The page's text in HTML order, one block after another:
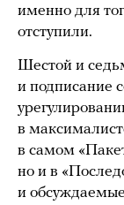
именно для
отступили.
Шестой и
и подписание
в
в самом
но и в
и